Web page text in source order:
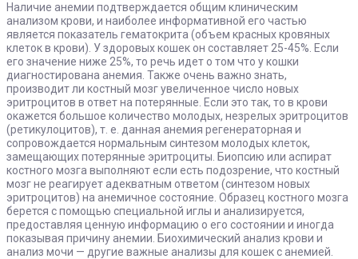
Наличие анемии подтверждается общим клиническим
анализом крови, и наиболее информативной его частью
является показатель гематокрита (объем красных кровяных
клеток в крови). У здоровых кошек он составляет 25-45%. Если
его значение ниже 25%, то речь идет о том что у кошки
диагностирована анемия. Также очень важно знать,
производит ли костный мозг увеличенное число новых
эритроцитов в ответ на потерянные. Если это так, то в крови
окажется большое количество молодых, незрелых эритроцитов
(ретикулоцитов), т. е. данная анемия регенераторная и
сопровождается нормальным синтезом молодых клеток,
замещающих потерянные эритроциты. Биопсию или аспират
костного мозга выполняют если есть подозрение, что костный
мозг не реагирует адекватным ответом (синтезом новых
эритроцитов) на анемичное состояние. Образец костного мозга
берется с помощью специальной иглы и анализируется,
предоставляя ценную информацию о его состоянии и иногда
показывая причину анемии. Биохимический анализ крови и
анализ мочи — другие важные анализы для кошек с анемией.